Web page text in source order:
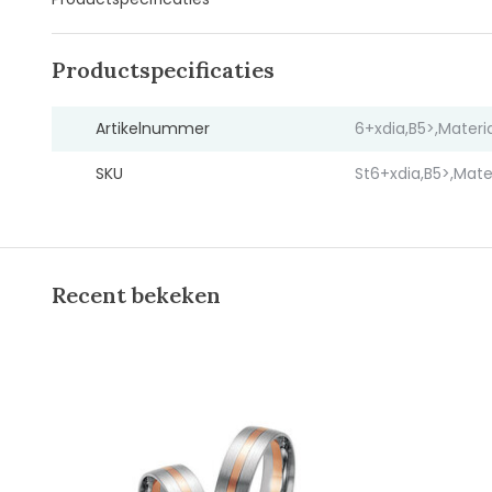
Productspecificaties
Artikelnummer
SKU
Recent bekeken